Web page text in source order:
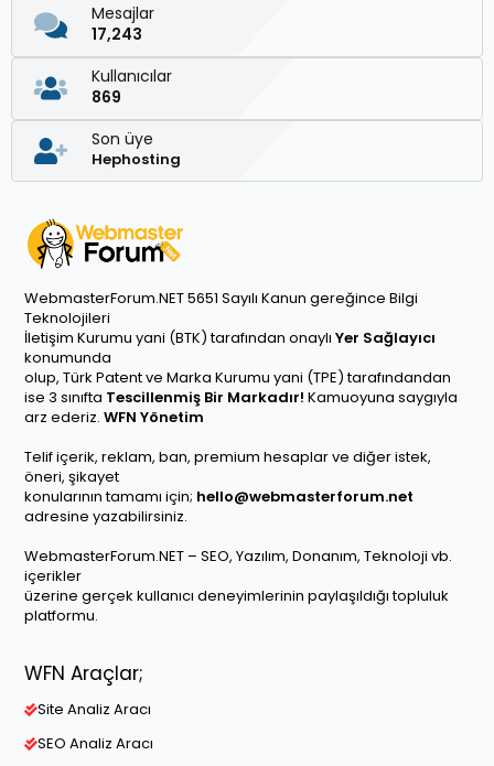
Mesajlar
17,243
Kullanıcılar
869
Son üye
Hephosting
WebmasterForum.NET 5651 Sayılı Kanun gereğince Bilgi
Teknolojileri
İletişim Kurumu yani (BTK) tarafından onaylı Yer Sağlayıcı
konumunda
olup, Türk Patent ve Marka Kurumu yani (TPE) tarafındandan
ise 3 sınıfta Tescillenmiş Bir Markadır! Kamuoyuna saygıyla
arz ederiz. WFN Yönetim
Telif içerik, reklam, ban, premium hesaplar ve diğer istek,
öneri, şikayet
konularının tamamı için; hello@webmasterforum.net
adresine yazabilirsiniz.
WebmasterForum.NET – SEO, Yazılım, Donanım, Teknoloji vb.
içerikler
üzerine gerçek kullanıcı deneyimlerinin paylaşıldığı topluluk
platformu.
WFN Araçlar;
Site Analiz Aracı
SEO Analiz Aracı